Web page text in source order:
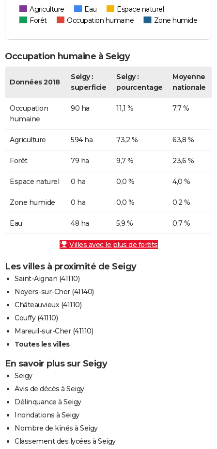
Agriculture Eau
Espace naturel
Forêt
Occupation humaine Zone humide
Occupation humaine à Seigy
Données 2018
Seigy :
superficie
Seigy :
pourcentage
Moyenne
nationale
Occupation
humaine
90 ha 11,1 % 7,7 %
Agriculture 594 ha 73,2 % 63,8 %
Forêt 79 ha 9,7 % 23,6 %
Espace naturel 0 ha 0,0 % 4,0 %
Zone humide 0 ha 0,0 % 0,2 %
Eau 48 ha 5,9 % 0,7 %
Villes avec le plus de forêts
Les villes à proximité de Seigy
Saint-Aignan (41110)
Noyers-sur-Cher (41140)
Châteauvieux (41110)
Couffy (41110)
Mareuil-sur-Cher (41110)
Toutes les villes
En savoir plus sur Seigy
Seigy
Avis de décès à Seigy
Délinquance à Seigy
Inondations à Seigy
Nombre de kinés à Seigy
Classement des lycées à Seigy